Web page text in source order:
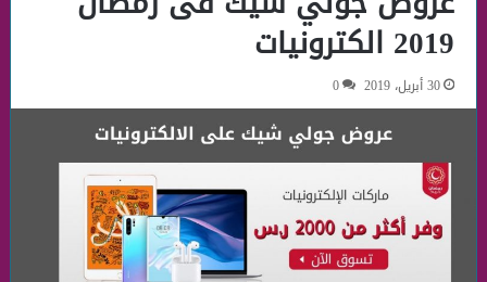
2019 الكترونيات
30 أبريل، 2019 0